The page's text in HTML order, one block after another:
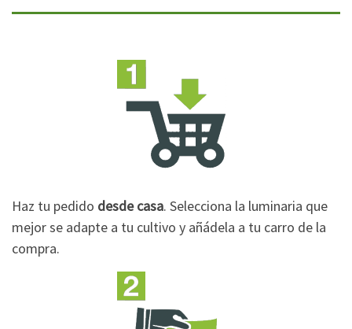
Haz tu pedido desde casa. Selecciona la luminaria que
mejor se adapte a tu cultivo y añádela a tu carro de la
compra.